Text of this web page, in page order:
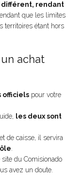
différent, rendant
que les limites
territoires étant hors
achat
officiels pour votre
les deux sont
de caisse, il servira
.
du Comisionado
avez un doute.